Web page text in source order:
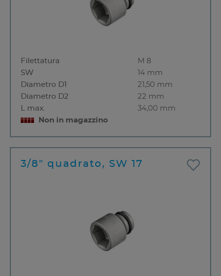
Filettatura
M 8
SW
14 mm
Diametro D1
21,50 mm
Diametro D2
22 mm
L max.
34,00 mm
Non in magazzino
3/8" quadrato, SW 17